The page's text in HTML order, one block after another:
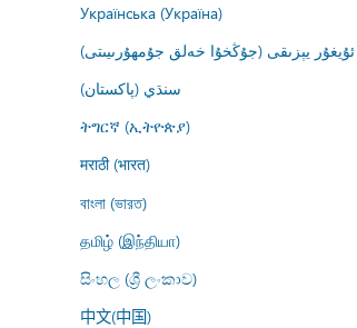
Українська (Україна)
ئۇيغۇر يېزىقى (جۇڭخۇا خەلق جۇمھۇرىيىتى)
سنڌي (پاکستان)
ትግርኛ (ኢትዮጵያ)
मराठी (भारत)
বাংলা (ভারত)
தமிழ் (இந்தியா)
සිංහල (ශ්‍රී ලංකාව)
中文(中国)